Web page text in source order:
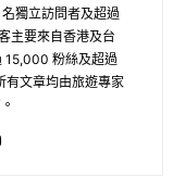
獨立訪問者及超過
主要來自香港及台
15,000 粉絲及超過
文章均由旅遊專家